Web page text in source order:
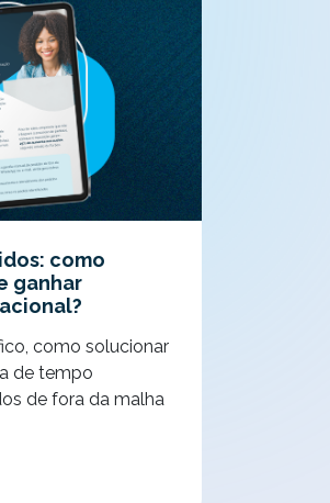
como
ganhar
como solucionar
de tempo
de fora da malha